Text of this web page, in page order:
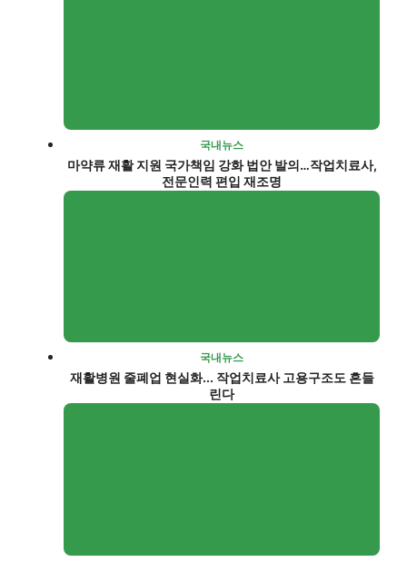
국내뉴스
마약류 재활 지원 국가책임 강화 법안 발의…작업치료사,
전문인력 편입 재조명
국내뉴스
재활병원 줄폐업 현실화... 작업치료사 고용구조도 흔들
린다